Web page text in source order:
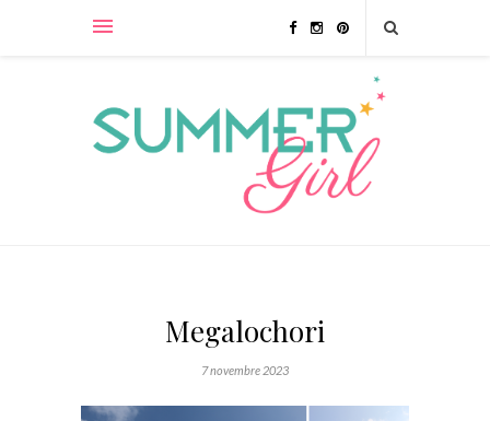
Megalochori
7 novembre 2023